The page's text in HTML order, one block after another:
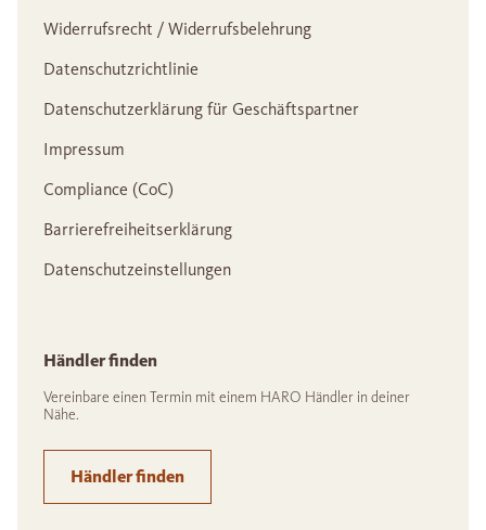
Widerrufsrecht / Widerrufsbelehrung
Datenschutzrichtlinie
Datenschutzerklärung für Geschäftspartner
Impressum
Compliance (CoC)
Barrierefreiheitserklärung
Datenschutzeinstellungen
Händler finden
Vereinbare einen Termin mit einem HARO Händler in deiner
Nähe.
Händler finden